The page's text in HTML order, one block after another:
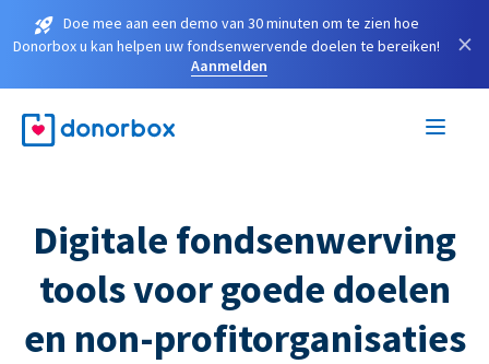
Doe mee aan een demo van 30 minuten om te zien hoe
Donorbox u kan helpen uw fondsenwervende doelen te bereiken!
Aanmelden
×
Digitale fondsenwerving
tools voor goede doelen
en non-profitorganisaties